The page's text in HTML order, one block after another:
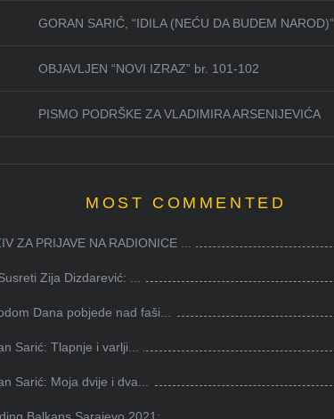
GORAN SARIĆ, “IDILA (NEĆU DA BUDEM NAROD)”
OBJAVLJEN “NOVI IZRAZ” br. 101-102
PISMO PODRŠKE ZA VLADIMIRA ARSENIJEVIĆA
MOST COMMENTED
ZA PRIJAVE NA RADIONICE ...
Zija Dizdarević: ...
Dana pobjede nad faši...
Sarić: Tlapnje i varlji...
Sarić: Moja dvije i dva...